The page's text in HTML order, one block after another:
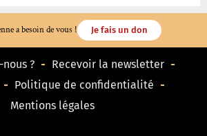
a besoin de vous ! Je fais un don
?
Recevoir la newsletter
Politique de confidentialité
Mentions légales